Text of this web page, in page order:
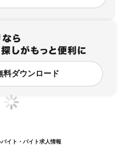
料ダウンロード
イト・バイト求人情報